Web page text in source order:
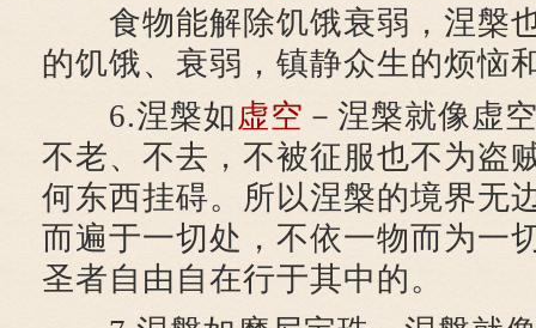
食物能解除饥饿衰弱，涅槃
的饥饿、衰弱，镇静众生的烦恼
6.涅槃如虚空 －涅槃就像虚
不老、不去，不被征服也不为盗
何东西挂碍。所以涅槃的境界无
而遍于一切处，不依一物而为一
圣者自由自在行于其中的。